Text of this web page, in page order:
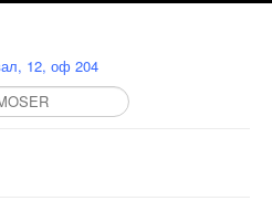
12, оф 204